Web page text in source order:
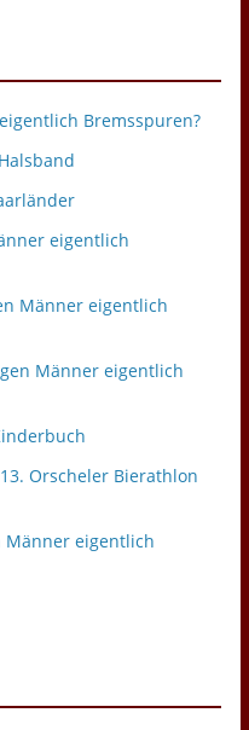
Bremsspuren?
eigentlich
Männer eigentlich
Männer eigentlich
Orscheler Bierathlon
Männer eigentlich